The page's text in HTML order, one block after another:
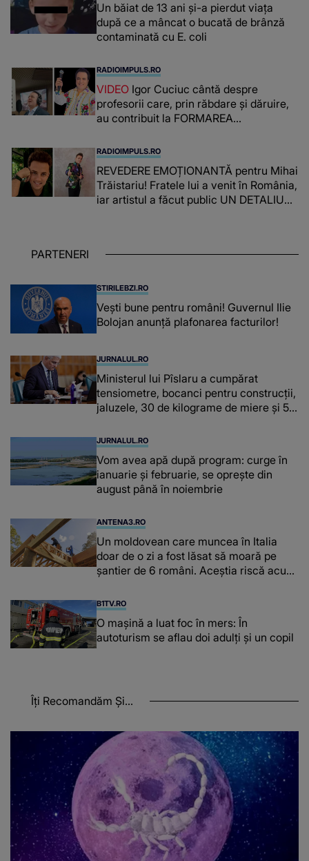
Un băiat de 13 ani și-a pierdut viața
după ce a mâncat o bucată de brânză
contaminată cu E. coli
RADIOIMPULS.RO
VIDEO Igor Cuciuc cântă despre
profesorii care, prin răbdare și dăruire,
au contribuit la FORMAREA
despre dascălii care lasă amprente
puternice ÎN SUFLETELE ELEVILOR,
chiar și după trecerea anilor: "De
fiecare dată când..."
RADIOIMPULS.RO
REVEDERE EMOȚIONANTĂ pentru Mihai
Trăistariu! Fratele lui a venit în România,
iar artistul a făcut public UN DETALIU
PARTENERI
STIRILEBZI.RO
Vești bune pentru români! Guvernul Ilie
Bolojan anunță plafonarea facturilor!
JURNALUL.RO
Ministerul lui Pîslaru a cumpărat
tensiometre, bocanci pentru construcții,
jaluzele, 30 de kilograme de miere și 50
JURNALUL.RO
Vom avea apă după program: curge în
ianuarie și februarie, se oprește din
august până în noiembrie
ANTENA3.RO
Un moldovean care muncea în Italia
doar de o zi a fost lăsat să moară pe
şantier de 6 români. Aceștia riscă acum
B1TV.RO
O maşină a luat foc în mers: În
autoturism se aflau doi adulți și un copil
Îți Recomandăm Și...